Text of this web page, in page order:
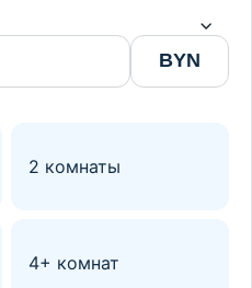
BYN
2 комнаты
4+ комнат